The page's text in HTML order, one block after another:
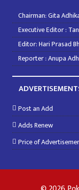
Chairman: Gita
Executive Editor :
Editor: Hari Prasad
Reporter : Anupa
Post an Add
Adds Renew
Price of